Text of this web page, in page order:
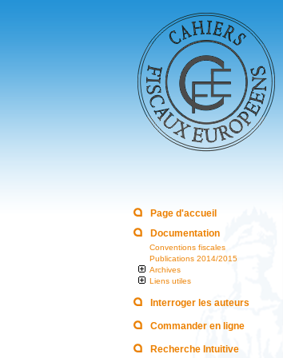
Page d'accueil
Documentation
Conventions fiscales
Publications 2014/2015
Archives
Liens utiles
Interroger les auteurs
Commander en ligne
Recherche Intuitive